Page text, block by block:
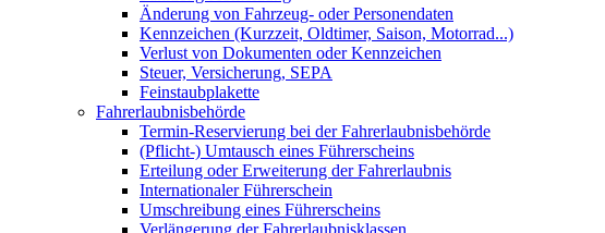
Änderung von Fahrzeug- oder Personendaten
Kennzeichen (Kurzzeit, Oldtimer, Saison, Motorrad...)
Verlust von Dokumenten oder Kennzeichen
Steuer, Versicherung, SEPA
Feinstaubplakette
Fahrerlaubnisbehörde
Termin-Reservierung bei der Fahrerlaubnisbehörde
(Pflicht-) Umtausch eines Führerscheins
Erteilung oder Erweiterung der Fahrerlaubnis
Internationaler Führerschein
Umschreibung eines Führerscheins
Verlängerung der Fahrerlaubnisklassen